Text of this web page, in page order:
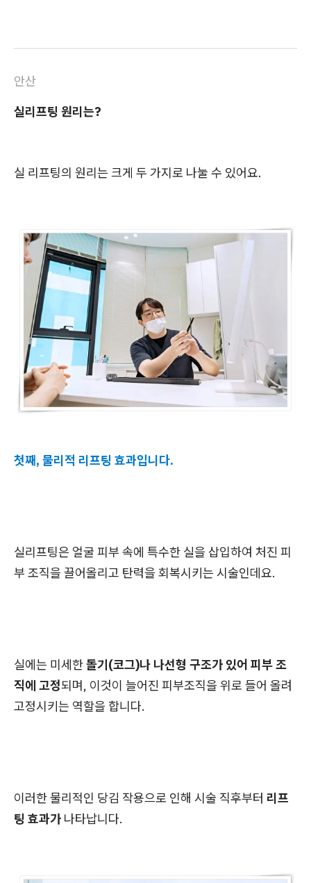
안산
실리프팅 원리는?
실 리프팅의 원리는 크게 두 가지로 나눌 수 있어요.
첫째, 물리적 리프팅 효과입니다.
실리프팅은 얼굴 피부 속에 특수한 실을 삽입하여 처진 피
부 조직을 끌어올리고 탄력을 회복시키는 시술인데요.
실에는 미세한돌기(코그)나 나선형 구조가 있어 피부 조
직에 고정되며, 이것이 늘어진 피부조직을 위로 들어 올려
고정시키는 역할을 합니다.
이러한 물리적인 당김 작용으로 인해 시술 직후부터 리프
팅 효과가 나타납니다.